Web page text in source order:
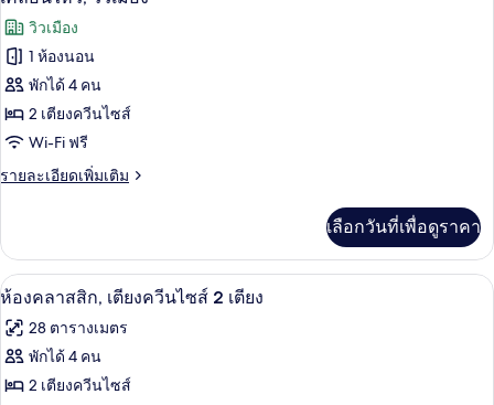
ก
สวี
ท
ทั้งหมด
ของ
ห้อง
สแตนดาร์ด
เตียง
ไซส์
2
เตียง,
อุปกรณ์
ช่วย
วิวเมือง
1 ห้องนอน
พักได้ 4 คน
2 เตียงควีนไซส์
Wi-Fi ฟรี
รายละเอียดเพิ่มเติม
ราย
เกี่ยว
กับ
ห้อง
สวี
ท,
ควีน
เลือกวันที่เพื่อดูราคา
เปิด
ภาพถ่าย
ทั้งหมด
ของ
ตู้นิรภัยในห้องพัก, โต๊ะทำงาน, เตารีด/
4
ห้องคลาสสิก, เตียงควีนไซส์ 2 เตียง
28 ตารางเมตร
พักได้ 4 คน
2 เตียงควีนไซส์